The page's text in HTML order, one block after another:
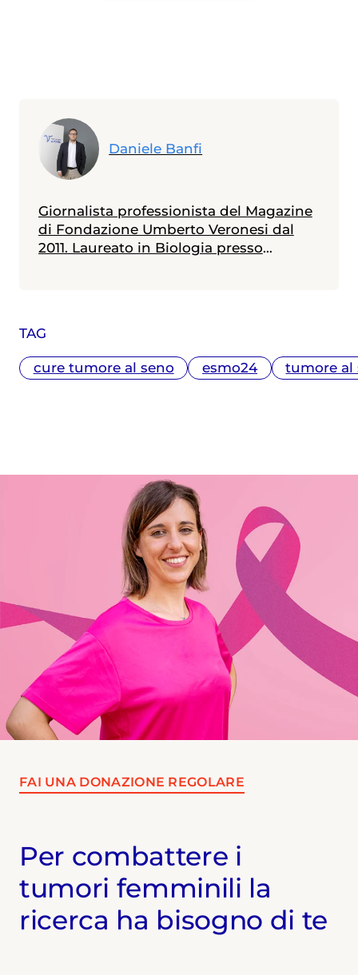
TAG
cure tumore al seno esmo24 tumore al
Daniele Banfi
Giornalista professionista del Magazine
di Fondazione Umberto Veronesi dal
2011. Laureato in Biologia presso
Scienza ottenuto presso l'Università La
Sapienza di Roma. In questi anni ha
seguito i principali congressi mondiali
la nascita dei nuovi antivirali contro il
virus dell’epatite C, la rivoluzione dei
trattamenti per l’ictus tramite la
chirurgia endovascolare e la nascita
delle nuove terapie a lunga durata
d’azione per HIV. Dal 2020 ha inoltre
contribuito al racconto della pandemia
Covid-19 approfondendo in particolare
l'iter che ha portato allo sviluppo dei
vaccini a mRNA. Collabora con diverse
testate nazionali.
FAI UNA DONAZIONE REGOLARE
Per combattere i
tumori femminili la
ricerca ha bisogno di te